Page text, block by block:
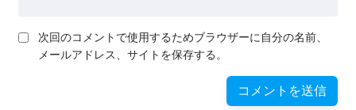
次回のコメントで使用するためブラウザーに自分の名前、
メールアドレス、サイトを保存する。